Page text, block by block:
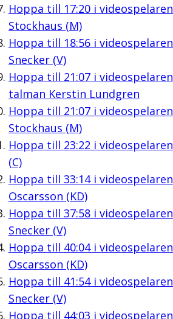
Hoppa till 17:20i videospelaren
Stockhaus (M)
Hoppa till 18:56i videospelaren
Snecker (V)
Hoppa till 21:07i videospelaren
talman Kerstin Lundgren
Hoppa till 21:07i videospelaren
Stockhaus (M)
Hoppa till 23:22 i videospelaren
(C)
Hoppa till 33:14i videospelaren
Oscarsson (KD)
Hoppa till 37:58i videospelaren
Snecker (V)
Hoppa till 40:04i videospelaren
Oscarsson (KD)
Hoppa till 41:54i videospelaren
Snecker (V)
Hoppa till 44:03 i videospelaren